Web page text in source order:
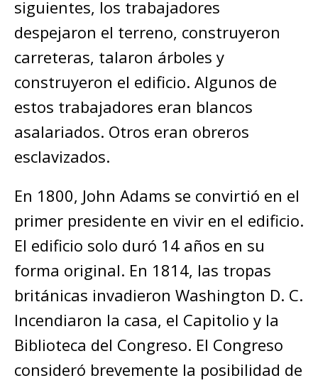
siguientes, los trabajadores
despejaron el terreno, construyeron
carreteras, talaron árboles y
construyeron el edificio. Algunos de
estos trabajadores eran blancos
asalariados. Otros eran obreros
esclavizados.
En 1800, John Adams se convirtió en el
primer presidente en vivir en el edificio.
El edificio solo duró 14 años en su
forma original. En 1814, las tropas
británicas invadieron Washington D. C.
Incendiaron la casa, el Capitolio y la
Biblioteca del Congreso. El Congreso
consideró brevemente la posibilidad de